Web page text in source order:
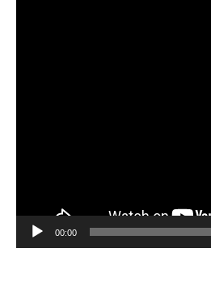
00:00